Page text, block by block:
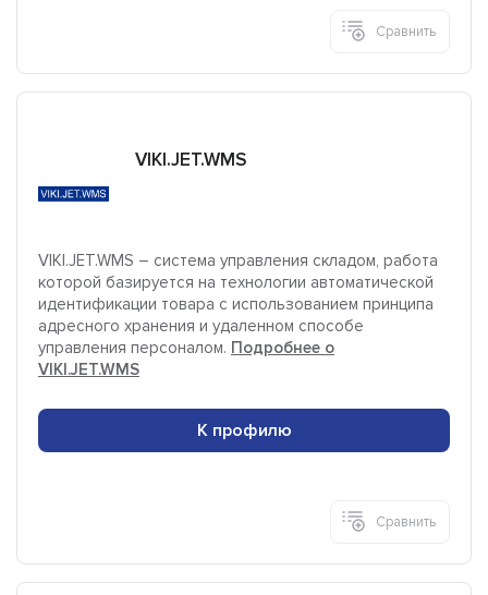
Сравнить
VIKI.JET.WMS
VIKI.JET.WMS – система управления складом, работа
которой базируется на технологии автоматической
идентификации товара с использованием принципа
адресного хранения и удаленном способе
управления персоналом. Подробнее о
VIKI.JET.WMS
К профилю
Сравнить